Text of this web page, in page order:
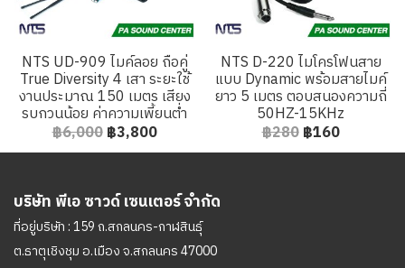
NTS UD-909 ไมค์ลอย ถือคู่
True Diversity 4 เสา ระยะใช้
งานประมาณ 150 เมตร เสียง
รบกวนน้อย ค่าความเพี้ยนต่ำ
฿6,000 ฿3,800
NTS D-220 ไมโครโฟนสาย
แบบ Dynamic พร้อมสายไมค์
ยาว 5 เมตร ตอบสนองความถี่
50HZ-15KHz
฿280 ฿160
บริษัท พีเอ ซาวด์ เซนเตอร์ จำกัด
ที่อยู่บริษัท : 159 ถ.สกลนคร-กาฬสินธุ์
ต.ธาตุเชิงชุม อ.เมือง จ.สกลนคร 47000